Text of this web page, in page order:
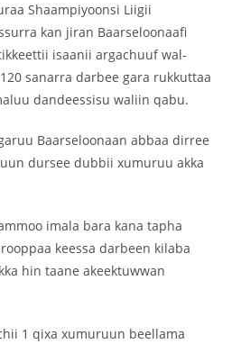
Shaampiyoonsi Liigii
kan jiran Baarseloonaafi
isaanii argachuuf wal-
sanarra darbee gara rukkuttaa
dandeessisu waliin qabu.
Baarseloonaan abbaa dirree
dursee dubbii xumuruu akka
imala bara kana tapha
keessa darbeen kilaba
hin taane akeektuwwan
1 qixa xumuruun beellama